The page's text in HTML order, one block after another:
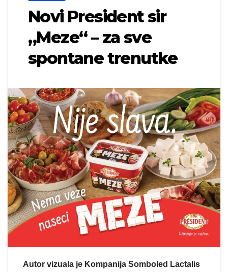
Novi President sir
„Meze“ – za sve
spontane trenutke
Autor vizuala je Kompanija Somboled Lactalis